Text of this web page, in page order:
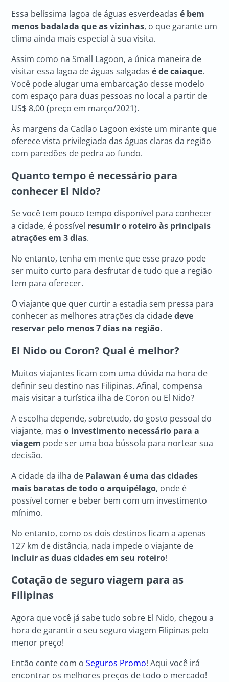
Essa belíssima lagoa de águas esverdeadasé bem
menos badalada que as vizinhas, o que garante um
clima ainda mais especial à sua visita.
Assim como na Small Lagoon, a única maneira de
visitar essa lagoa de águas salgadasé de caiaque.
Você pode alugar uma embarcação desse modelo
com espaço para duas pessoas no local a partir de
US$ 8,00 (preço em março/2021).
Às margens da Cadlao Lagoon existe um mirante que
oferece vista privilegiada das águas claras da região
com paredões de pedra ao fundo.
Quanto tempo é necessário para
conhecer El Nido?
Se você tem pouco tempo disponível para conhecer
a cidade, é possível resumir o roteiro às principais
atrações em 3 dias.
No entanto, tenha em mente que esse prazo pode
ser muito curto para desfrutar de tudo que a região
tem para oferecer.
O viajante que quer curtir a estadia sem pressa para
conhecer as melhores atrações da cidadedeve
reservar pelo menos 7 dias na região.
El Nido ou Coron? Qual é melhor?
Muitos viajantes ficam com uma dúvida na hora de
definir seu destino nas Filipinas. Afinal, compensa
mais visitar a turística ilha de Coron ou El Nido?
A escolha depende, sobretudo, do gosto pessoal do
viajante, maso investimento necessário para a
viagem pode ser uma boa bússola para nortear sua
decisão.
A cidade da ilha de Palawan é uma das cidades
mais baratas de todo o arquipélago, onde é
possível comer e beber bem com um investimento
mínimo.
No entanto, como os dois destinos ficam a apenas
127 km de distância, nada impede o viajante de
incluir as duas cidades em seu roteiro!
Cotação de seguro viagem para as
Filipinas
Agora que você já sabe tudo sobre El Nido, chegou a
hora de garantir o seu seguro viagem Filipinas pelo
menor preço!
Então conte com oSeguros Promo! Aqui você irá
encontrar os melhores preços de todo o mercado!